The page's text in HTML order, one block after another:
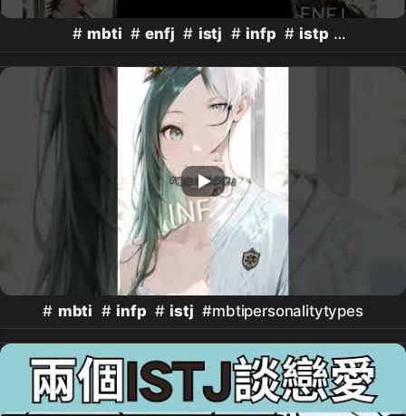
# mbti # enfj # istj # infp # istp
#mbtipersonalitytypes
# mbti # infp # istj #mbtipersonalitytypes